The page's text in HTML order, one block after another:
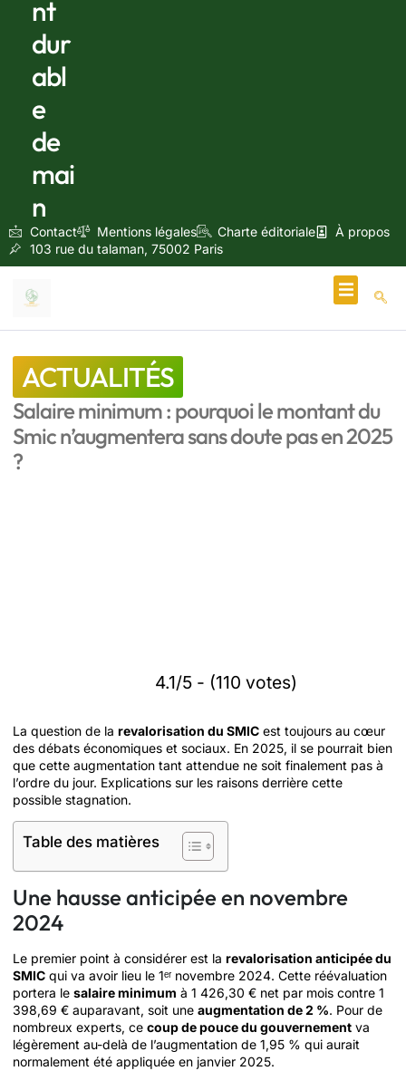
nt
dur
abl
e
de
mai
n
Contact Mentions légales Charte éditoriale
À propos
103 rue du talaman, 75002 Paris
ACTUALITÉS
Salaire minimum : pourquoi le montant du
Smic n’augmentera sans doute pas en 2025
?
4.1/5 - (110 votes)
La question de la revalorisation du SMIC est toujours au cœur
des débats économiques et sociaux. En 2025, il se pourrait bien
que cette augmentation tant attendue ne soit finalement pas à
l’ordre du jour. Explications sur les raisons derrière cette
possible stagnation.
Table des matières
Une hausse anticipée en novembre
2024
Le premier point à considérer est la revalorisation anticipée du
SMIC qui va avoir lieu le 1ᵉʳ novembre 2024. Cette réévaluation
portera le salaire minimum à 1 426,30 € net par mois contre 1
398,69 € auparavant, soit une augmentation de 2 %. Pour de
nombreux experts, ce coup de pouce du gouvernement va
légèrement au-delà de l’augmentation de 1,95 % qui aurait
normalement été appliquée en janvier 2025.